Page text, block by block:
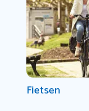
Fietsen